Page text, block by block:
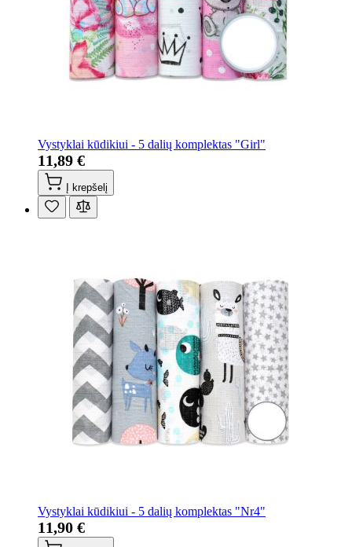
Vystyklai kūdikiui - 5 dalių komplektas "Girl"
11,89 €
Į krepšelį
Vystyklai kūdikiui - 5 dalių komplektas "Nr4"
11,90 €